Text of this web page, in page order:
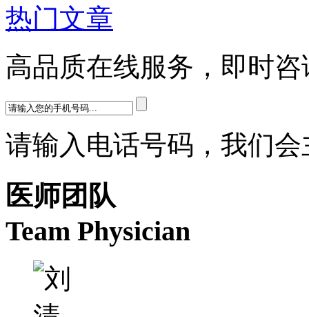
热门文章
高品质在线服务，即时咨
请输入电话号码，我们
医师团队
Team Physician